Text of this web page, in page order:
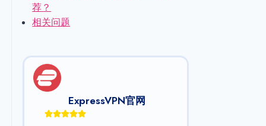
荐？
相关问题
ExpressVPN官网